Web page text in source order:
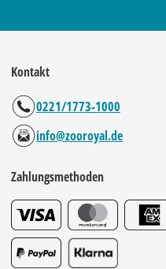
Kontakt
0221/1773-1000
info@zooroyal.de
Zahlungsmethoden